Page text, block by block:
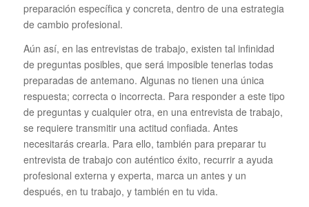
preparación específica y concreta, dentro de una estrategia
de cambio profesional.
Aún así, en las entrevistas de trabajo, existen tal infinidad
de preguntas posibles, que será imposible tenerlas todas
preparadas de antemano. Algunas no tienen una única
respuesta; correcta o incorrecta. Para responder a este tipo
de preguntas y cualquier otra, en una entrevista de trabajo,
se requiere transmitir una actitud confiada. Antes
necesitarás crearla. Para ello, también para preparar tu
entrevista de trabajo con auténtico éxito, recurrir a ayuda
profesional externa y experta, marca un antes y un
después, en tu trabajo, y también en tu vida.